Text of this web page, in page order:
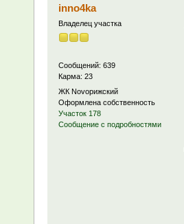
inno4ka
Владелец участка
Сообщений: 639
Карма: 23
ЖК Novoрижский
Оформлена собственность
Участок 178
Сообщение с подробностями